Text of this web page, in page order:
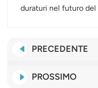
duraturi nel futuro
PRECEDENTE
PROSSIMO